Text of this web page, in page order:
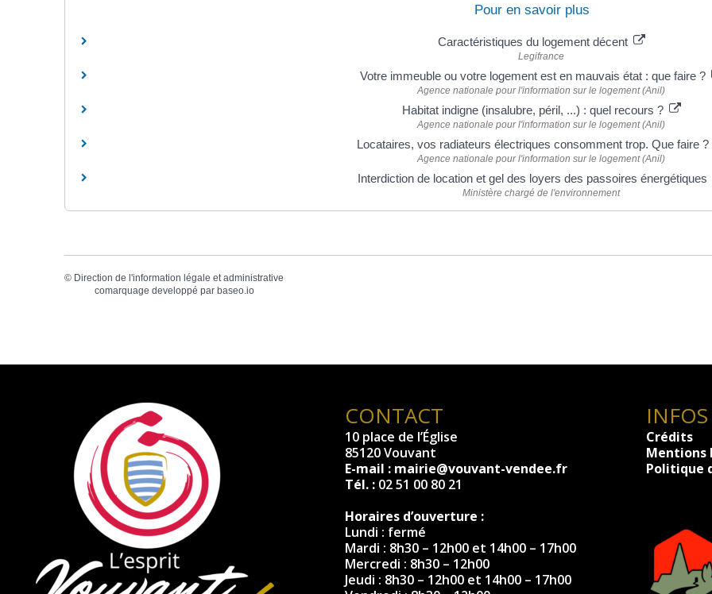
Pour en savoir plus
Caractéristiques du logement décent
Legifrance
Votre immeuble ou votre logement est en mauvais état : que faire ?
Agence nationale pour l'information sur le logement (Anil)
Habitat indigne (insalubre, péril, ...) : quel recours ?
Agence nationale pour l'information sur le logement (Anil)
Locataires, vos radiateurs électriques consomment trop. Que faire ?
Agence nationale pour l'information sur le logement (Anil)
Interdiction de location et gel des loyers des passoires énergétiques
Ministère chargé de l'environnement
© Direction de l'information légale et administrative
comarquage developpé par baseo.io
CONTACT
10 place de l’Église
85120 Vouvant
E-mail : mairie@vouvant-vendee.fr
Tél. :02 51 00 80 21
Horaires d’ouverture :
Lundi : fermé
Mardi : 8h30 – 12h00 et 14h00 – 17h00
Mercredi : 8h30 – 12h00
Jeudi : 8h30 – 12h00 et 14h00 – 17h00
Crédits
Mentions
Politique